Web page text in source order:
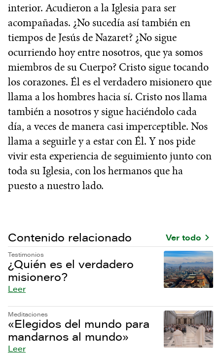
interior. Acudieron a la Iglesia para ser
acompañadas. ¿No sucedía así también en
tiempos de Jesús de Nazaret? ¿No sigue
ocurriendo hoy entre nosotros, que ya somos
miembros de su Cuerpo? Cristo sigue tocando
los corazones. Él es el verdadero misionero que
llama a los hombres hacia sí. Cristo nos llama
también a nosotros y sigue haciéndolo cada
día, a veces de manera casi imperceptible. Nos
llama a seguirle y a estar con Él. Y nos pide
vivir esta experiencia de seguimiento junto con
toda su Iglesia, con los hermanos que ha
puesto a nuestro lado.
Contenido relacionado Ver todo
Testimonios
¿Quién es el verdadero
misionero?
Leer
Meditaciones
«Elegidos del mundo para
mandarnos al mundo»
Leer